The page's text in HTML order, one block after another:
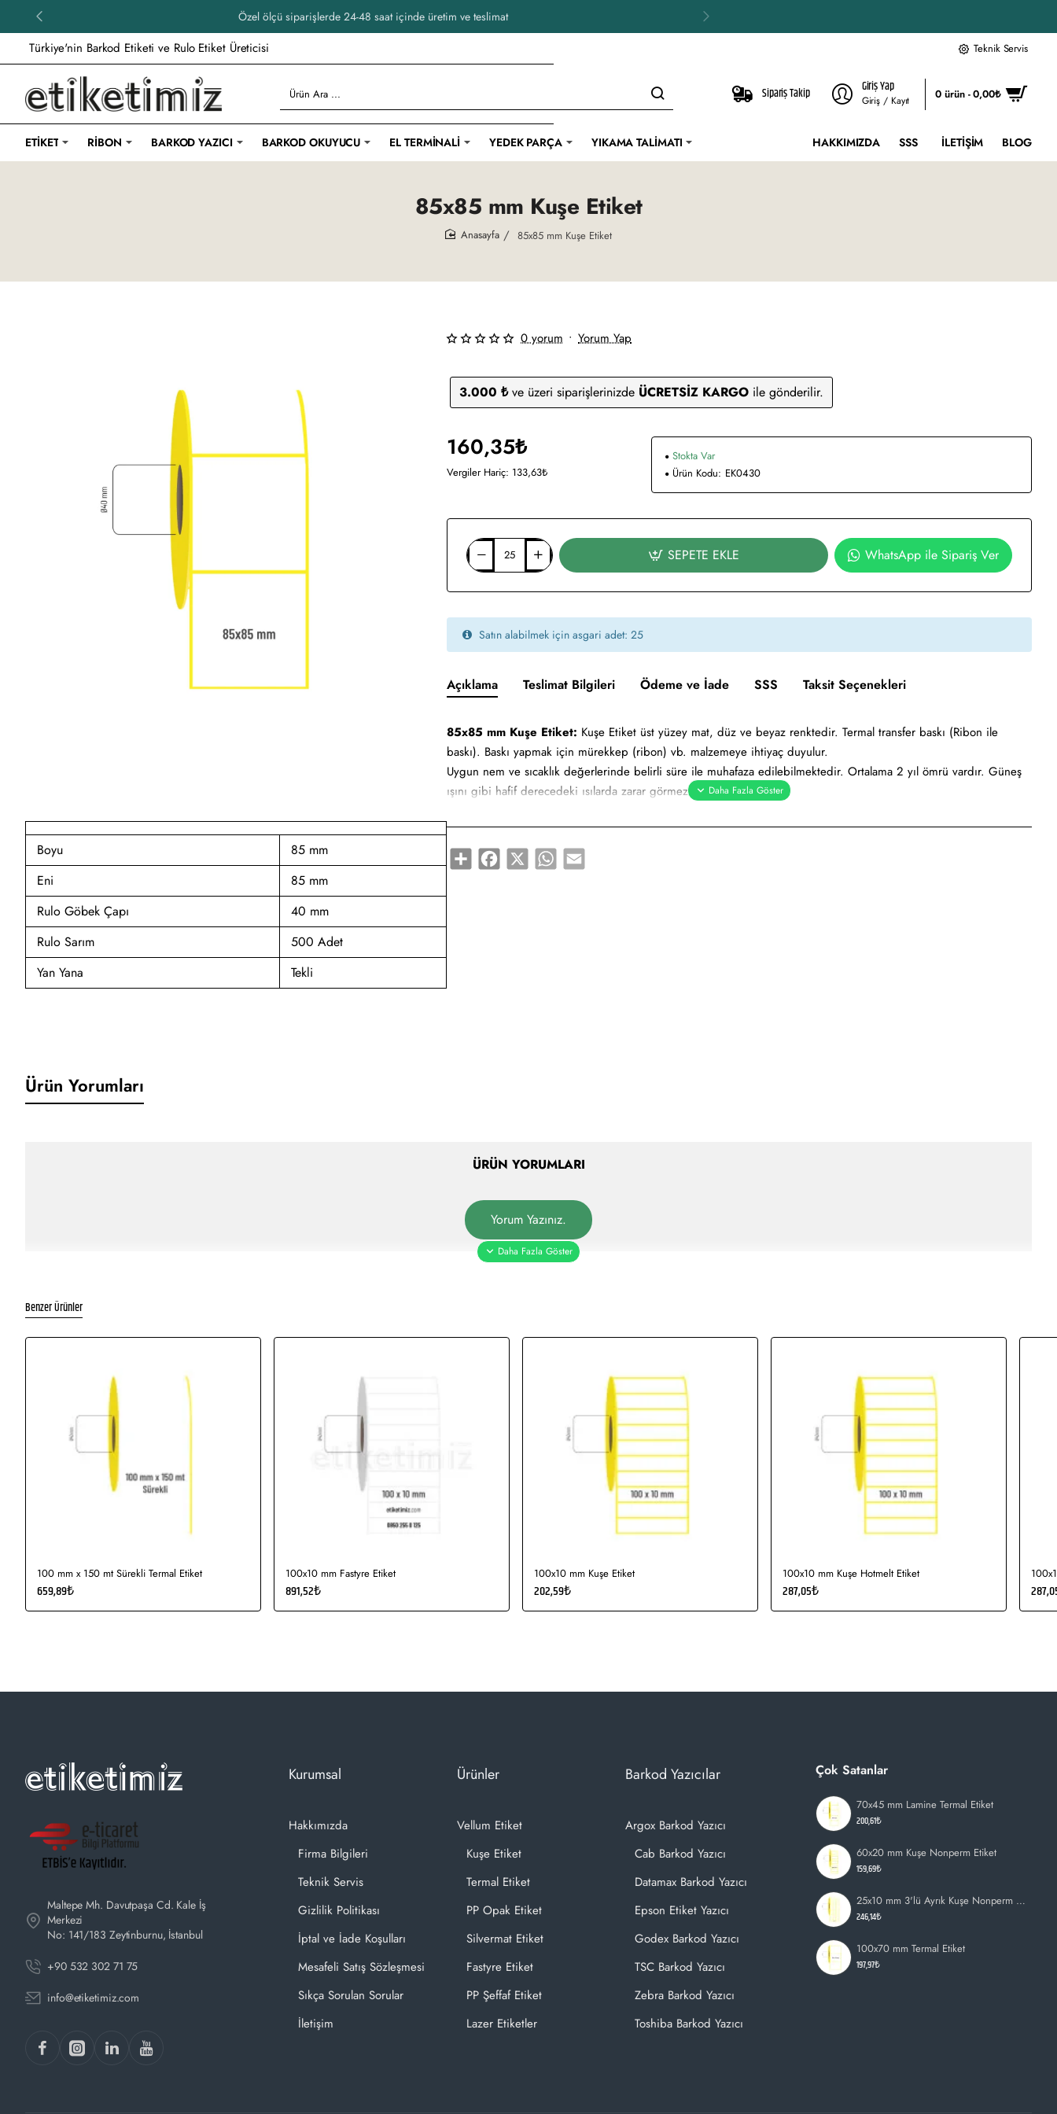
Özel ölçü siparişlerde 24-48 saat içinde üretim ve teslimat
Türkiye'nin Barkod Etiketi ve Rulo Etiket Üreticisi Teknik Servis
Ürün
Ara
...
Sipariş Takip Giriş Yap
Giriş / Kayıt 0 ürün - 0,00₺
ETIKET RIBON BARKOD YAZICI BARKOD OKUYUCU EL TERMINALI YEDEK PARÇA YIKAMA TALIMATI HAKKIMIZDA SSS İLETIŞIM BLOG
85x85 mm Kuşe Etiket
85x85 mm Kuşe Etiket
Boyu
85 mm
Eni
85 mm
Rulo Göbek Çapı
40 mm
Rulo Sarım
500 Adet
Yan Yana
Tekli
3.000 ₺ve üzeri siparişlerinizde ÜCRETSİZ KARGOile gönderilir.
0 yorum • Yorum Yap
160,35₺
Vergiler Hariç: 133,63₺
Stokta Var
Ürün Kodu: EK0430
SEPETE EKLE WhatsApp ile Sipariş Ver
Satın alabilmek için asgari adet: 25
Açıklama Teslimat Bilgileri Ödeme ve İade SSS Taksit Seçenekleri
85x85 mm Kuşe Etiket: Kuşe Etiket üst yüzey mat, düz ve beyaz renktedir. Termal transfer baskı (Ribon ile
baskı). Baskı yapmak için mürekkep (ribon) vb. malzemeye ihtiyaç duyulur.
Uygun nem ve sıcaklık değerlerinde belirli süre ile muhafaza edilebilmektedir. Ortalama 2 yıl ömrü vardır. Güneş
ışını gibi hafif derecedeki ısılarda zarar görmez.
85x85 mm Kuşe Etiket tüm barkod yazıcılar için uygundur.
Yapışkan Türleri:Akrilik (Standart yapışkanlı tutkal), Holtmelt (Kuvvetli yapışkan tutkal), Nonperm (İz Bırakmayan
Share Facebook
X WhatsApp
Email
Ürün Yorumları
ÜRÜN YORUMLARI
Yorum Yazınız.
Benzer Ürünler
100 mm x 150 mt Sürekli Termal Etiket
659,89₺
100x10 mm Fastyre Etiket
891,52₺
100x10 mm Kuşe Etiket
202,59₺
100x10 mm Kuşe Hotmelt Etiket
287,05₺
Maltepe Mh. Davutpaşa Cd. Kale İş
Merkezi
No: 141/183 Zeytinburnu, İstanbul
+90 532 302 71 75
info@etiketimiz.com
Kurumsal
Hakkımızda
Firma Bilgileri
Teknik Servis
Gizlilik Politikası
İptal ve İade Koşulları
Mesafeli Satış Sözleşmesi
Sıkça Sorulan Sorular
İletişim
Ürünler
Vellum Etiket
Kuşe Etiket
Termal Etiket
PP Opak Etiket
Silvermat Etiket
Fastyre Etiket
PP Şeffaf Etiket
Lazer Etiketler
Barkod Yazıcılar
Argox Barkod Yazıcı
Cab Barkod Yazıcı
Datamax Barkod Yazıcı
Epson Etiket Yazıcı
Godex Barkod Yazıcı
TSC Barkod Yazıcı
Zebra Barkod Yazıcı
Toshiba Barkod Yazıcı
Çok Satanlar
70x45 mm Lamine Termal Etiket
200,61₺
60x20 mm Kuşe Nonperm Etiket
159,69₺
25x10 mm 3'lü Ayrık Kuşe Nonperm Etiket
246,14₺
100x70 mm Termal Etiket
197,97₺